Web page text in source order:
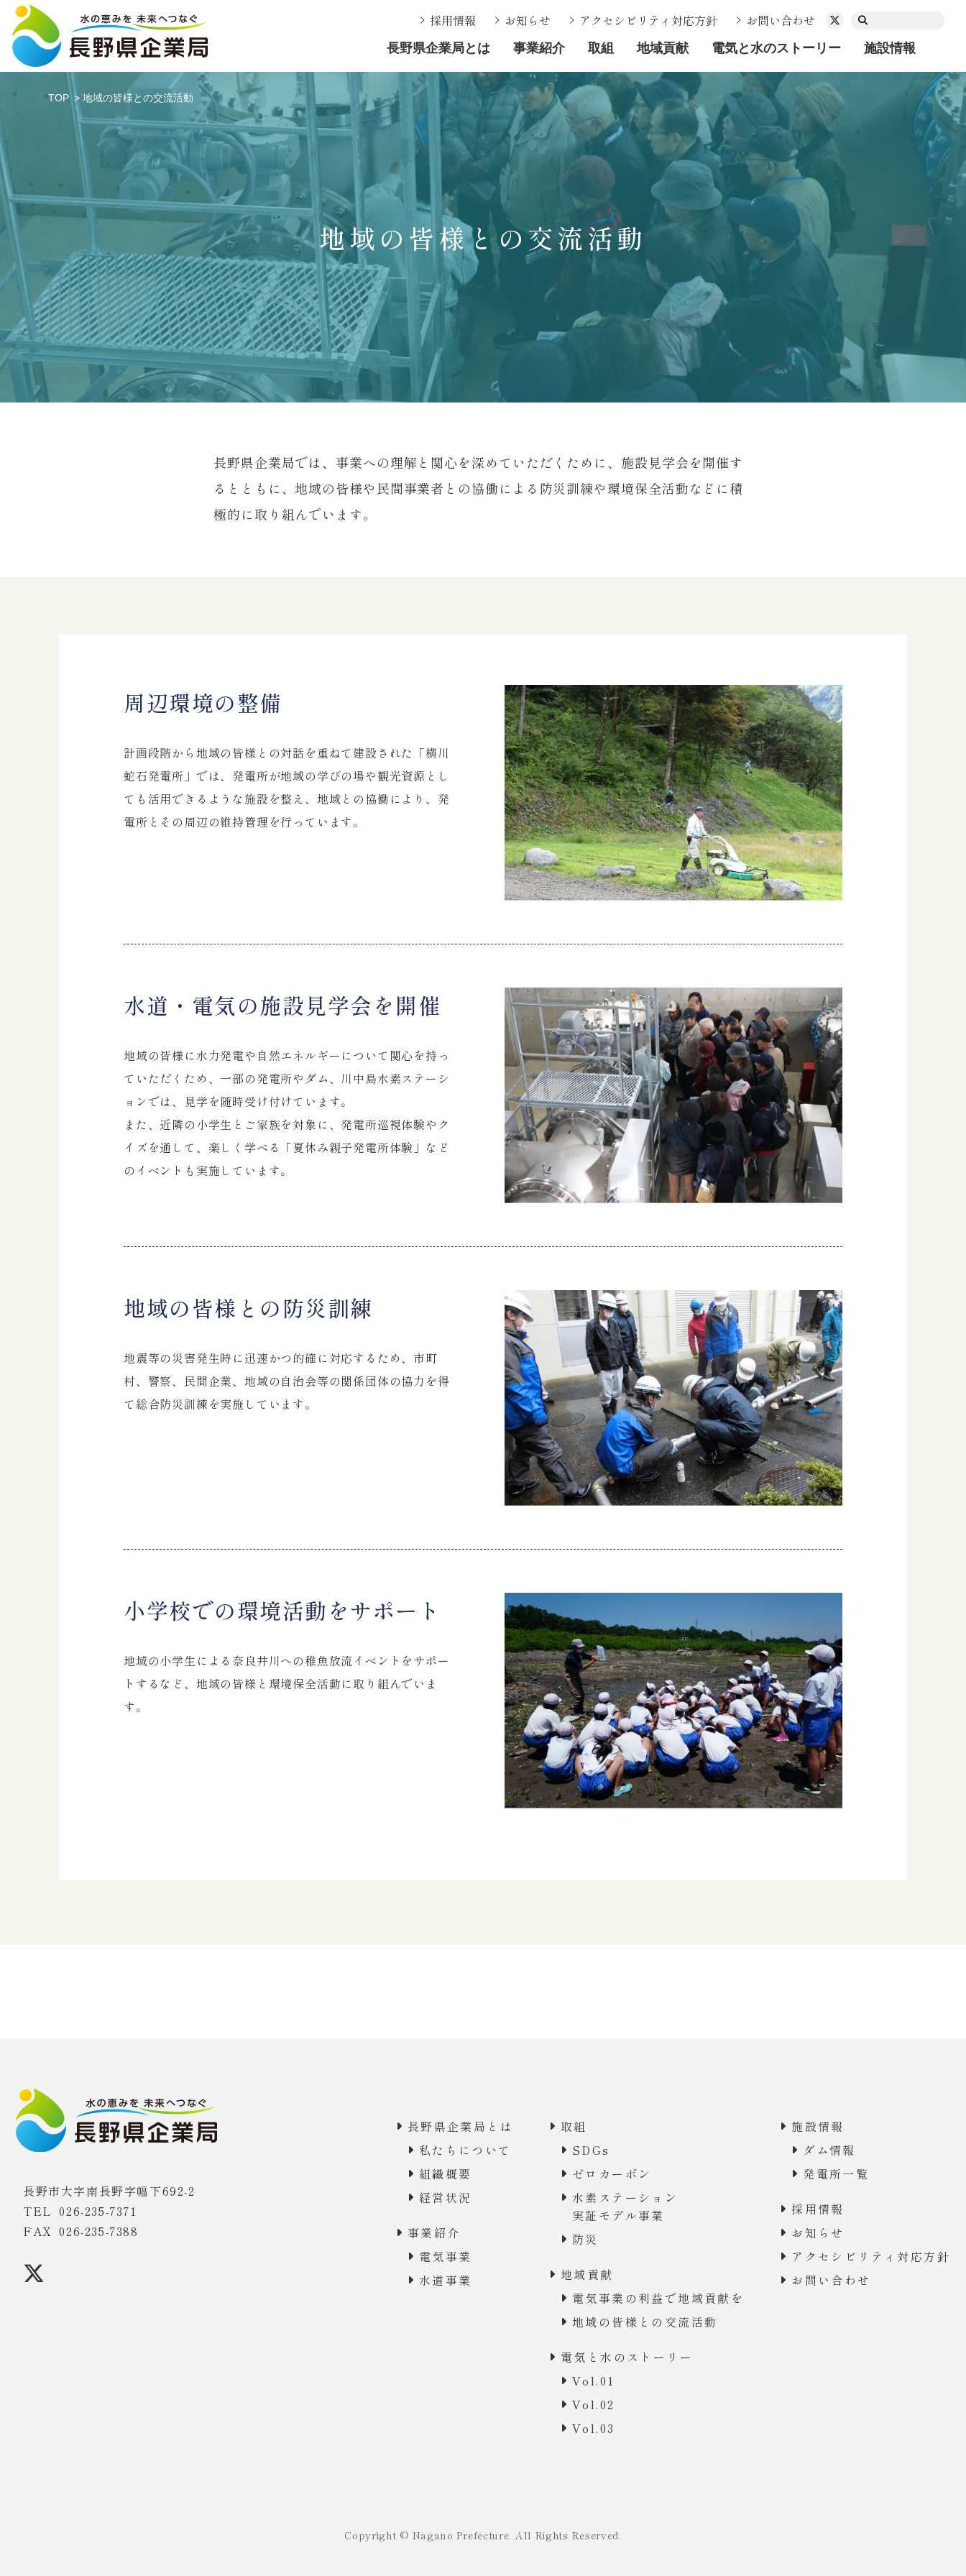
長野県企業局とは 事業紹介 取組 地域貢献 電気と水のストーリー 施設情報
採用情報 お知らせ アクセシビリティ対応方針 お問い合わせ
地域の皆様との交流活動
TOP 地域の皆様との交流活動
長野県企業局では、事業への理解と関心を深めていただくために、施設見学会を開催す
るとともに、地域の皆様や民間事業者との協働による防災訓練や環境保全活動などに積
極的に取り組んでいます。
周辺環境の整備
計画段階から地域の皆様との対話を重ねて建設された「横川
蛇石発電所」では、発電所が地域の学びの場や観光資源とし
ても活用できるような施設を整え、地域との協働により、発
電所とその周辺の維持管理を行っています。
水道・電気の施設見学会を開催
地域の皆様に水力発電や自然エネルギーについて関心を持っ
ていただくため、一部の発電所やダム、川中島水素ステーシ
ョンでは、見学を随時受け付けています。
また、近隣の小学生とご家族を対象に、発電所巡視体験やク
イズを通して、楽しく学べる「夏休み親子発電所体験」など
のイベントも実施しています。
地域の皆様との防災訓練
地震等の災害発生時に迅速かつ的確に対応するため、市町
村、警察、民間企業、地域の自治会等の関係団体の協力を得
て総合防災訓練を実施しています。
小学校での環境活動をサポート
地域の小学生による奈良井川への稚魚放流イベントをサポー
トするなど、地域の皆様と環境保全活動に取り組んでいま
す。
長野市大字南長野字幅下692-2
TEL026-235-7371
FAX 026-235-7388
長野県企業局とは
私たちについて
組織概要
経営状況
事業紹介
電気事業
水道事業
取組
SDGs
ゼロカーボン
水素ステーション
実証モデル事業
防災
地域貢献
電気事業の利益で地域貢献を
地域の皆様との交流活動
電気と水のストーリー
Vol.01
Vol.02
Vol.03
施設情報
ダム情報
発電所一覧
採用情報
お知らせ
アクセシビリティ対応方針
お問い合わせ
Copyright © Nagano Prefecture. All Rights Reserved.